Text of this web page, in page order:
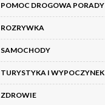
POMOC DROGOWA PORADY
ROZRYWKA
SAMOCHODY
TURYSTYKA I WYPOCZYNEK
ZDROWIE